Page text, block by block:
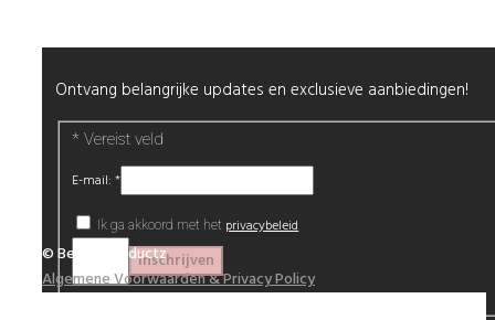
Ontvang belangrijke updates en exclusieve aanbiedingen!
* Vereist veld
E-mail:*
Ik ga akkoord met het privacybeleid
© Beautyproductz
Algemene Voorwaarden & Privacy Policy